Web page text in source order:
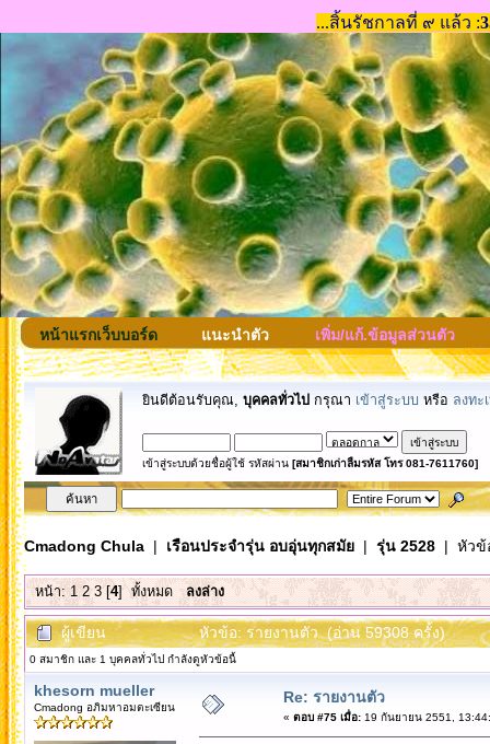
หน้าแรกเว็บบอร์ด แนะนำตัว เพิ่ม/แก้.ข้อมูลส่วนตัว
ยินดีต้อนรับคุณ, บุคคลทั่วไป กรุณา เข้าสู่ระบบ หรือ ลงทะ
เข้าสู่ระบบด้วยชื่อผู้ใช้ รหัสผ่าน [สมาชิกเก่าลืมรหัส โทร 081-7611760]
Cmadong Chula| เรือนประจำรุ่น อบอุ่นทุกสมัย| รุ่น 2528| หัวข้
หน้า:1 2 3[4]ทั้งหมด ลงล่าง
ผู้เขียน หัวข้อ: รายงานตัว (อ่าน 59308 ครั้ง)
0 สมาชิก และ 1 บุคคลทั่วไป กำลังดูหัวข้อนี้
khesorn mueller
Cmadong อภิมหาอมตะเซียน
Re: รายงานตัว
« ตอบ #75 เมื่อ:19 กันยายน 2551,